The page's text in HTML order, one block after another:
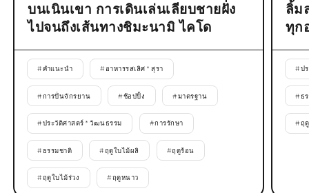
บนเนินเขา การเดินเล่นเลียบชายฝั่ง
ไปจนถึงเส้นทางชิมะนามิ ไคโด
#คำแนะนำ # อาหารรสเลิศ * สุรา
#การปั่นจักรยาน #ช้อปปิ้ง #มาตรฐาน
#ประวัติศาสตร์ * วัฒนธรรม #การรักษา
#ธรรมชาติ #ฤดูใบไม้ผลิ #ฤดูร้อน
#ฤดูใบไม้ร่วง #ฤดูหนาว
ลิ้ม
ทุก
#ป
#ธ
#ฤ